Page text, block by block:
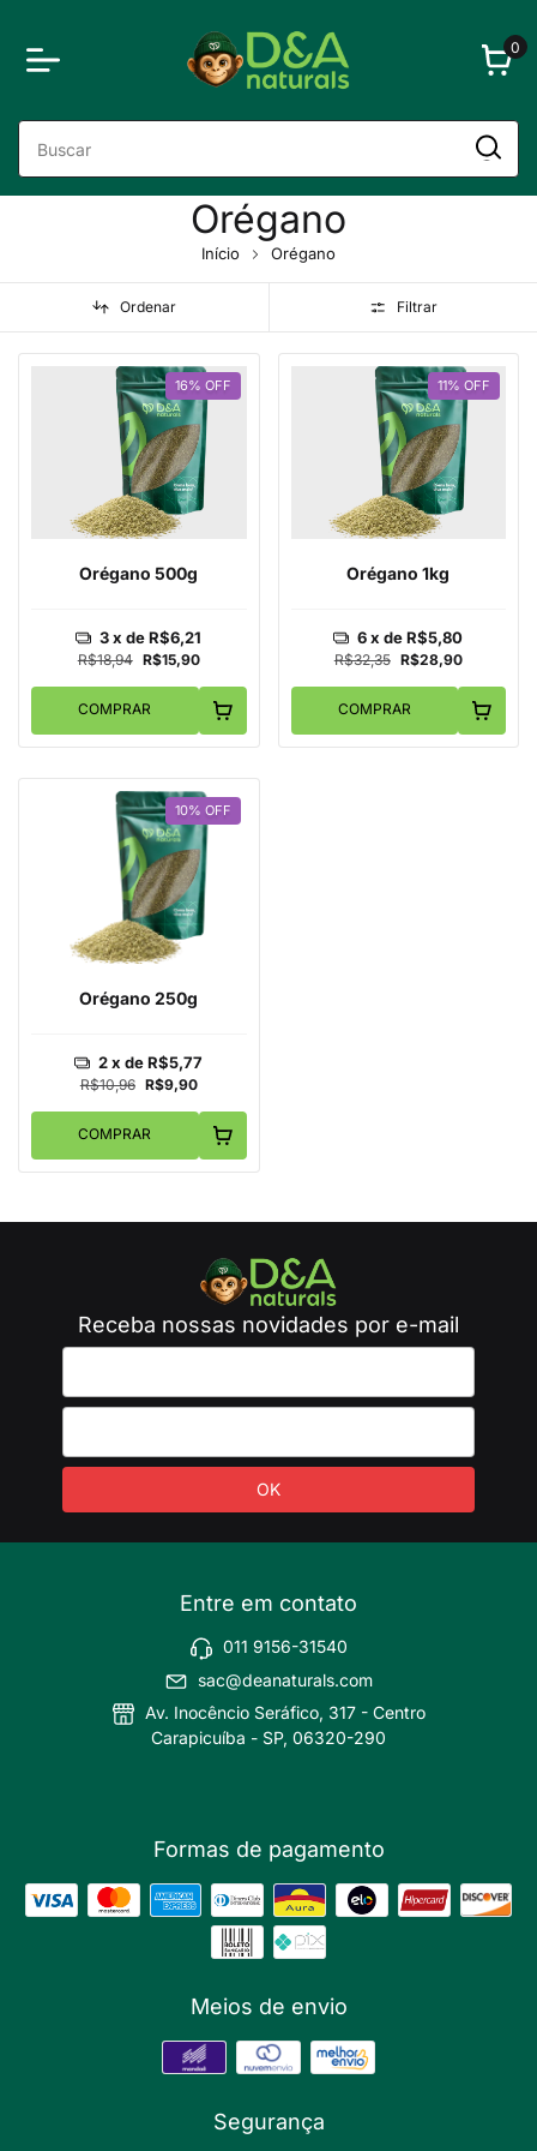
0
Orégano
Início Orégano
Ordenar Filtrar
16% OFF
Orégano 500g
R$18,94 R$15,90
3 x deR$6,21
COMPRAR
11% OFF
Orégano 1kg
R$32,35 R$28,90
6 x deR$5,80
COMPRAR
10% OFF
Orégano 250g
R$10,96 R$9,90
2 x deR$5,77
COMPRAR
Receba nossas novidades por e-mail
Entre em contato
011 9156-31540
sac@deanaturals.com
Av. Inocêncio Seráfico, 317 - Centro
Carapicuíba - SP, 06320-290
Formas de pagamento
Meios de envio
Segurança